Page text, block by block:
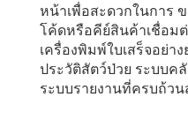
หน้าเพื่อสะดวกในการ
โค้ดหรือคีย์สินค้าเชื่อม
เครื่องพิมพ์ใบเสร็จอย่า
ประวัติสัตว์ป่วย ระบบค
ระบบรายงานที่ครบถ้ว